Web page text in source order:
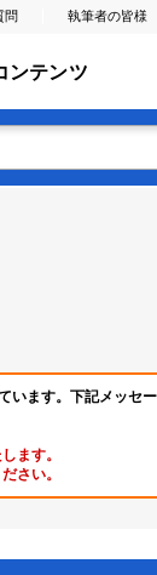
問 執筆者の皆様
ンテンツ
います。下記メッセ
ます。
さい。